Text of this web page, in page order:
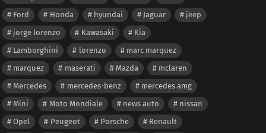
Ford
Honda hyundai Jaguar
jeep
jorge lorenzo
Kawasaki
Kia
Lamborghini
lorenzo
marc marquez
marquez
maserati Mazda
mclaren
Mercedes
mercedes-benz
mercedes amg
Mini
Moto Mondiale news auto
nissan
Opel
Peugeot Porsche
Renault